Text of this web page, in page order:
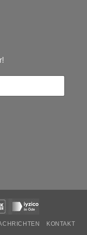
KONTAKT